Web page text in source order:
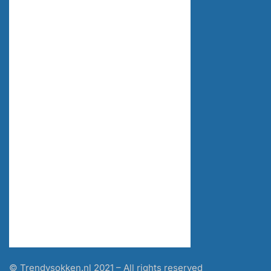
© Trendysokken.nl 2021 – All rights reserved